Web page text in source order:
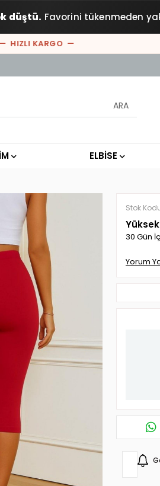
düştü. Favorini tükenmeden
KARGO —
ELBİSE
Stok
Yüksek
30 Gün
Yorum